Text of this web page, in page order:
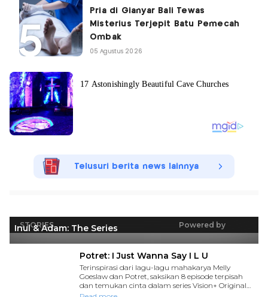
Pria di Gianyar Bali Tewas
Misterius Terjepit Batu Pemecah
Ombak
05 Agustus 2026
Telusuri berita news lainnya